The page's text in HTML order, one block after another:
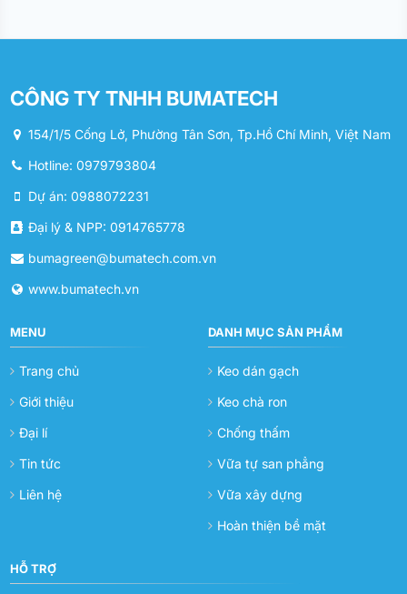
CÔNG TY TNHH BUMATECH
154/1/5 Cống Lở, Phường Tân Sơn, Tp.Hồ Chí Minh, Việt Nam
Hotline: 0979793804
Dự án: 0988072231
Đại lý & NPP: 0914765778
bumagreen@bumatech.com.vn
www.bumatech.vn
MENU
Trang chủ
Giới thiệu
Đại lí
Tin tức
Liên hệ
DANH MỤC SẢN PHẨM
Keo dán gạch
Keo chà ron
Chống thấm
Vữa tự san phẳng
Vữa xây dựng
Hoàn thiện bề mặt
HỖ TRỢ